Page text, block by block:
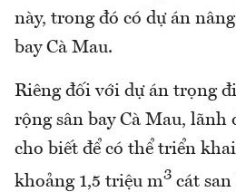
này, trong đó có dự án
bay Cà Mau.
Riêng đối với dự án trọng
rộng sân bay Cà Mau, lãnh
cho biết để có thể triển
khoảng 1,5 triệu m3 cát